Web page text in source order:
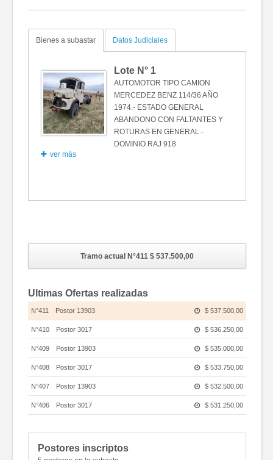
Bienes a subastar Datos Judiciales
Lote N° 1
AUTOMOTOR TIPO CAMION
MERCEDEZ BENZ 114/36 AÑO
1974.- ESTADO GENERAL
ABANDONO CON FALTANTES Y
ROTURAS EN GENERAL.-
DOMINIO RAJ 918
ver más
Tramo actual N°411 $ 537.500,00
Ultimas Ofertas realizadas
N°411 Postor 13903 $ 537.500,00
N°410 Postor 3017 $ 536.250,00
N°409 Postor 13903 $ 535.000,00
N°408 Postor 3017 $ 533.750,00
N°407 Postor 13903 $ 532.500,00
N°406 Postor 3017 $ 531.250,00
N°404 Postor 3017
Postores inscriptos